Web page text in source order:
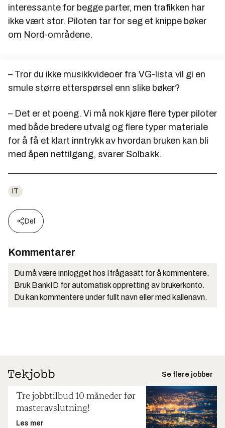
interessante for begge parter, men trafikken har
ikke vært stor. Piloten tar for seg et knippe bøker
om Nord-områdene.
– Tror du ikke musikkvideoer fra VG-lista vil gi en
smule større etterspørsel enn slike bøker?
– Det er et poeng. Vi må nok kjøre flere typer piloter
med både bredere utvalg og flere typer materiale
for å få et klart inntrykk av hvordan bruken kan bli
med åpen nettilgang, svarer Solbakk.
IT
Del
Kommentarer
Du må være innlogget hos Ifrågasätt for å kommentere.
Bruk BankID for automatisk oppretting av brukerkonto.
Du kan kommentere under fullt navn eller med kallenavn.
Se flere jobber
Tre jobbtilbud 10 måneder før
masteravslutning!
Les mer